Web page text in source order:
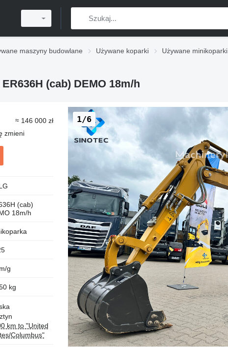
maszyny budowlane Używane koparki Używane minikoparki
(cab) DEMO 18m/h
1/6
≈ 146 000 zł
zmieni
(cab)
18m/h
g
kg
km to "United
Columbus"